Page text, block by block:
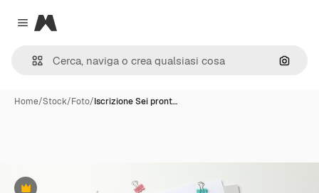
Close menu
Magnific
Cerca
Home/Stock/Foto/Iscrizione Sei pront…